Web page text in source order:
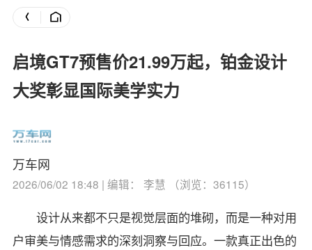
启境GT7预售价21.99万起，铂金设计
大奖彰显国际美学实力
万车网
2026/06/02 18:48 | 编辑： 李慧 （浏览：36115）
设计从来都不只是视觉层面的堆砌，而是一种对用
户审美与情感需求的深刻洞察与回应。一款真正出色的